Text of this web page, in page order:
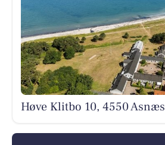
Høve Klitbo 10, 4550 Asnæs